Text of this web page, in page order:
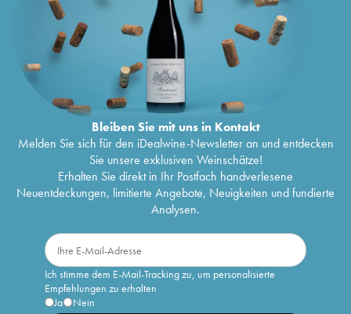
Bleiben Sie mit uns in Kontakt
Melden Sie sich für den iDealwine-Newsletter an und entdecken
Sie unsere exklusiven Weinschätze!
Erhalten Sie direkt in Ihr Postfach handverlesene
Neuentdeckungen, limitierte Angebote, Neuigkeiten und fundierte
Analysen.
Ich stimme dem E-Mail-Tracking zu, um personalisierte
Empfehlungen zu erhalten
Ja
Nein